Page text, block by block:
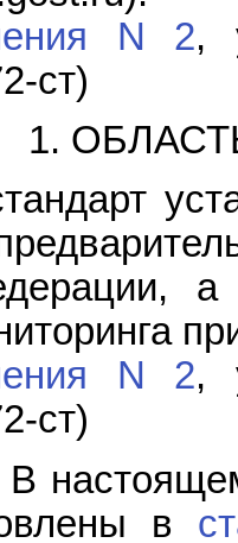
N 2,
ст)
1.
N 2,
ст)
в